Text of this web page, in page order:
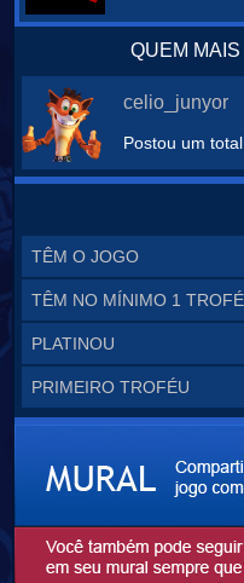
QUEM
celio_junyor
Postou um
TÊM O JOGO
TÊM NO MÍNIMO 1
PLATINOU
PRIMEIRO TROFÉU